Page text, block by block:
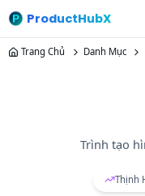
ProductHubX
Trang Chủ Danh Mục
Trình tạo
Thịnh